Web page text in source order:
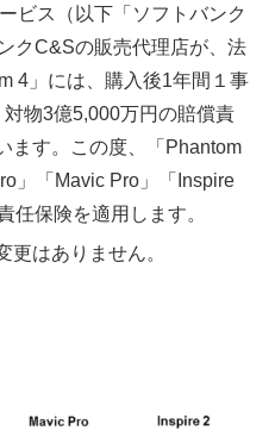
ビス（以下「ソフトバンク
クC&Sの販売代理店が、法
4」には、購入後1年間１事
物3億5,000万円の賠償責
ます。この度、「Phantom
」「Mavic Pro」「Inspire
任保険を適用します。
更はありません。